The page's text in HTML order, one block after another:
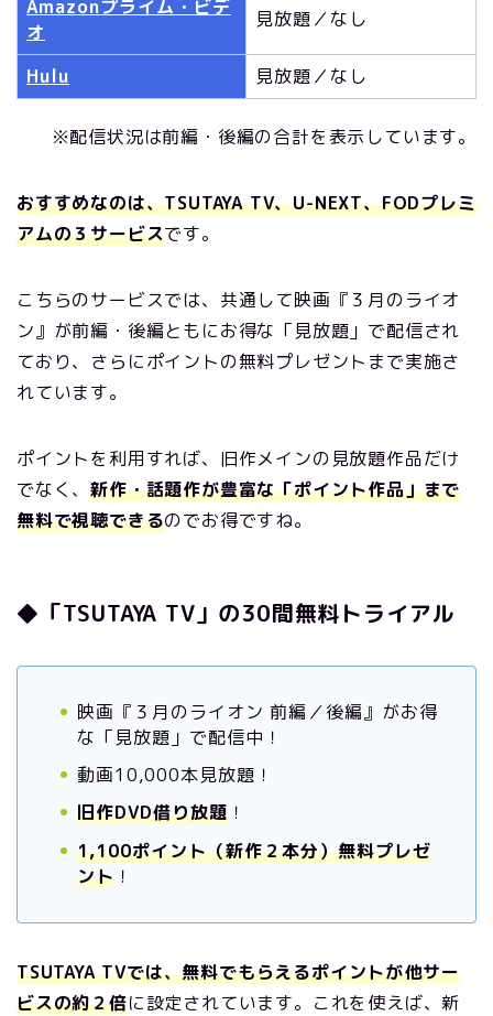
Amazonプライム・ビデ
オ
見放題／なし
Hulu 見放題／なし
※配信状況は前編・後編の合計を表示しています。
おすすめなのは、TSUTAYA TV、U-NEXT、FODプレミ
アムの３サービスです。
こちらのサービスでは、共通して映画『３月のライオ
ン』が前編・後編ともにお得な「見放題」で配信され
ており、さらにポイントの無料プレゼントまで実施さ
れています。
ポイントを利用すれば、旧作メインの見放題作品だけ
でなく、新作・話題作が豊富な「ポイント作品」まで
無料で視聴できるのでお得ですね。
◆「TSUTAYA TV」の30間無料トライアル
映画『３月のライオン 前編／後編』がお得
な「見放題」で配信中！
動画10,000本見放題！
旧作DVD借り放題 ！
1,100ポイント（新作２本分）無料プレゼ
ント ！
TSUTAYA TVでは、無料でもらえるポイントが他サー
ビスの約２倍に設定されています。これを使えば、新